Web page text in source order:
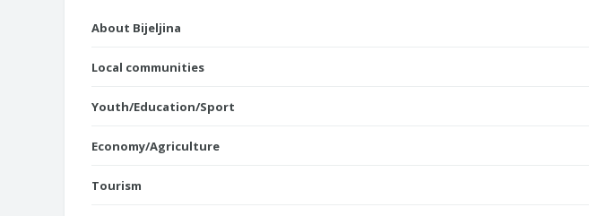
About Bijeljina
Local communities
Youth/Education/Sport
Economy/Agriculture
Tourism